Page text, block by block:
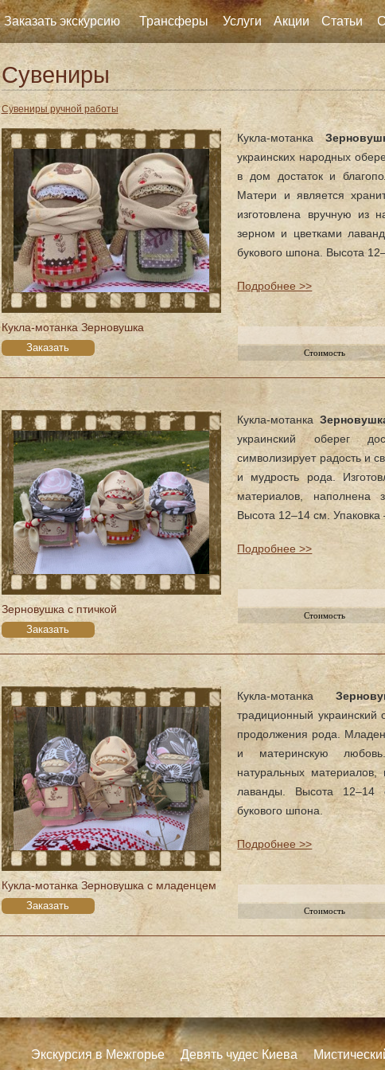
Заказать экскурсию Трансферы Услуги Акции Статьи
Сувениры
Сувениры ручной работы
Кукла-мотанка Зерновушка
Заказать
Кукла-мотанка
украинских народных
в дом достаток и
Матери и является
изготовлена вручную из
зерном и цветками
букового шпона. Высота
Подробнее >>
Стоимость
Зерновушка с птичкой
Заказать
Кукла-мотанка
украинский оберег
символизирует радость и
и мудрость рода.
материалов, наполнена
Высота 12–14 см. Упаковка
Подробнее >>
Стоимость
Кукла-мотанка Зерновушка с младенцем
Заказать
Кукла-мотанка
традиционный украинский
продолжения рода.
и материнскую
натуральных
лаванды. Высота 12–14
букового шпона.
Подробнее >>
Стоимость
Экскурсия в Межгорье Девять чудес Киева